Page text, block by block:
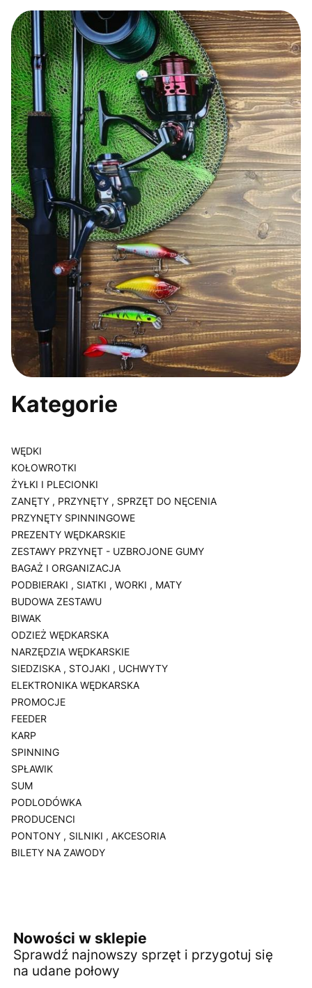
Kategorie
WĘDKI
KOŁOWROTKI
ŻYŁKI I PLECIONKI
ZANĘTY , PRZYNĘTY , SPRZĘT DO NĘCENIA
PRZYNĘTY SPINNINGOWE
PREZENTY WĘDKARSKIE
ZESTAWY PRZYNĘT - UZBROJONE GUMY
BAGAŻ I ORGANIZACJA
PODBIERAKI , SIATKI , WORKI , MATY
BUDOWA ZESTAWU
BIWAK
ODZIEŻ WĘDKARSKA
NARZĘDZIA WĘDKARSKIE
SIEDZISKA , STOJAKI , UCHWYTY
ELEKTRONIKA WĘDKARSKA
PROMOCJE
FEEDER
KARP
SPINNING
SPŁAWIK
SUM
PODLODÓWKA
PRODUCENCI
PONTONY , SILNIKI , AKCESORIA
BILETY NA ZAWODY
Nowości w sklepie
Sprawdź najnowszy sprzęt i przygotuj się
na udane połowy